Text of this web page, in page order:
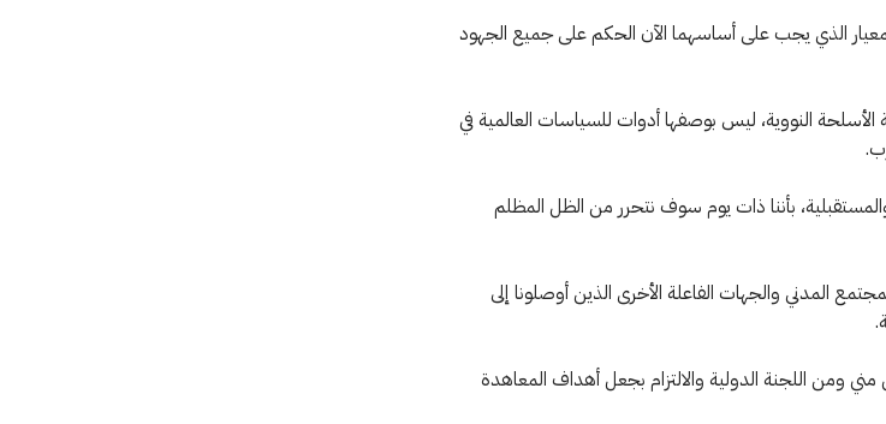
الذي يجب على أساسهما الآن الحكم على جميع الجهود
النووية، ليس بوصفها أدوات للسياسات العالمية في
بأننا ذات يوم سوف نتحرر من الظل المظلم
المدني والجهات الفاعلة الأخرى الذين أوصلونا إلى
ومن اللجنة الدولية والالتزام بجعل أهداف المعاهدة